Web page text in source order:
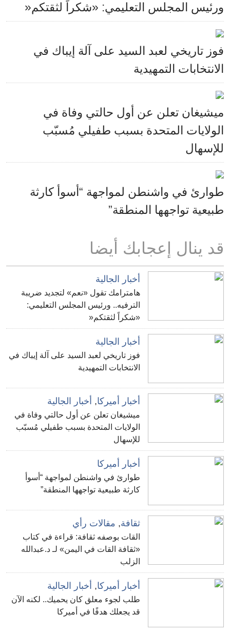
ورئيس المجلس التعليمي: «شكراً لثقتكم«
فوز تاريخي لعبد السيد على آلة إيباك في
الانتخابات التمهيدية
ميشيغان تعلن عن أول حالتي وفاة في
الولايات المتحدة بسبب طفيلي مُسبّب
للإسهال
طوارئ في واشنطن لمواجهة “أسوأ كارثة
طبيعية تواجهها المنطقة”
قد ينال إعجابك أيضا
أخبار الجالية
هامترامك تقول «نعم» لتجديد ضريبة
الترفيه.. ورئيس المجلس التعليمي:
«شكراً لثقتكم«
أخبار الجالية
فوز تاريخي لعبد السيد على آلة إيباك في
الانتخابات التمهيدية
أخبار أميركا, أخبار الجالية
ميشيغان تعلن عن أول حالتي وفاة في
الولايات المتحدة بسبب طفيلي مُسبّب
للإسهال
أخبار أميركا
طوارئ في واشنطن لمواجهة “أسوأ
كارثة طبيعية تواجهها المنطقة”
ثقافة, مقالات رأي
القات بوصفه ثقافة: قراءة في كتاب
«ثقافة القات في اليمن» لـ د.عبدالله
الزلب
أخبار أميركا, أخبار الجالية
طلب لجوء معلق كان يحميك.. لكنه الآن
قد يجعلك هدفًا في أميركا